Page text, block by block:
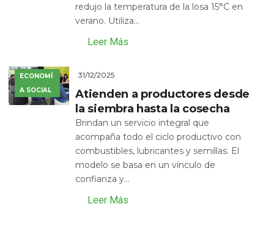
redujo la temperatura de la losa 15°C en
verano. Utiliza...
Leer Más
ECONOMÍ
A SOCIAL
31/12/2025
Atienden a productores desde
la siembra hasta la cosecha
Brindan un servicio integral que
acompaña todo el ciclo productivo con
combustibles, lubricantes y semillas. El
modelo se basa en un vínculo de
confianza y...
Leer Más